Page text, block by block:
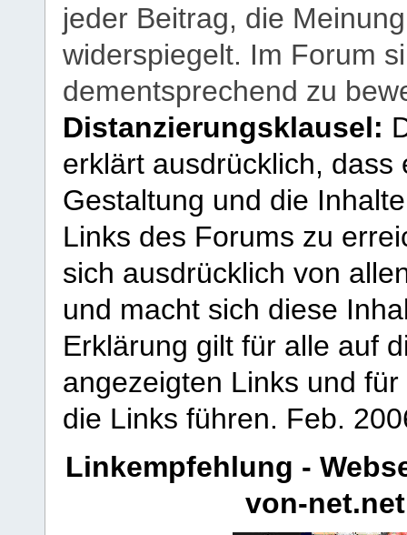
jeder Beitrag, die
widerspiegelt. Im Forum
dementsprechend zu
Distanzierungsklausel:
erklärt ausdrücklich,
Gestaltung und die
Links des Forums zu
sich ausdrücklich von
und macht sich diese
Erklärung gilt für alle auf
angezeigten Links und
die Links führen. Feb.
Linkempfehlung -
von-net.net